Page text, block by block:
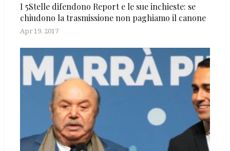
I 5Stelle difendono Report e le sue inchieste: se
chiudono la trasmissione non paghiamo il canone
Apr 19, 2017